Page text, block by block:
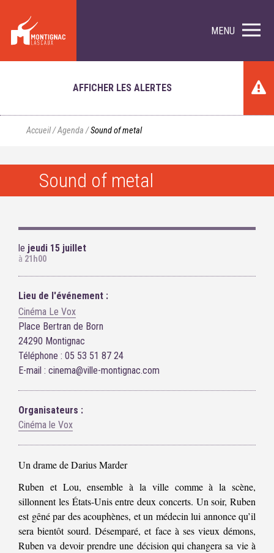
MENU
AFFICHER LES ALERTES
Accueil/Agenda /Sound of metal
Sound of metal
le jeudi 15 juillet
à 21h00
Lieu de l'événement :
Cinéma Le Vox
Place Bertran de Born
24290 Montignac
Téléphone : 05 53 51 87 24
E-mail : cinema@ville-montignac.com
Organisateurs :
Cinéma le Vox
Un drame de Darius Marder
Ruben et Lou, ensemble à la ville comme à la scène,
sillonnent les États-Unis entre deux concerts. Un soir, Ruben
est gêné par des acouphènes, et un médecin lui annonce qu’il
sera bientôt sourd. Désemparé, et face à ses vieux démons,
Ruben va devoir prendre une décision qui changera sa vie à